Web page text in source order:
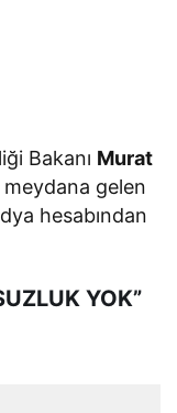
Bakanı Murat
meydana gelen
hesabından
YOK”